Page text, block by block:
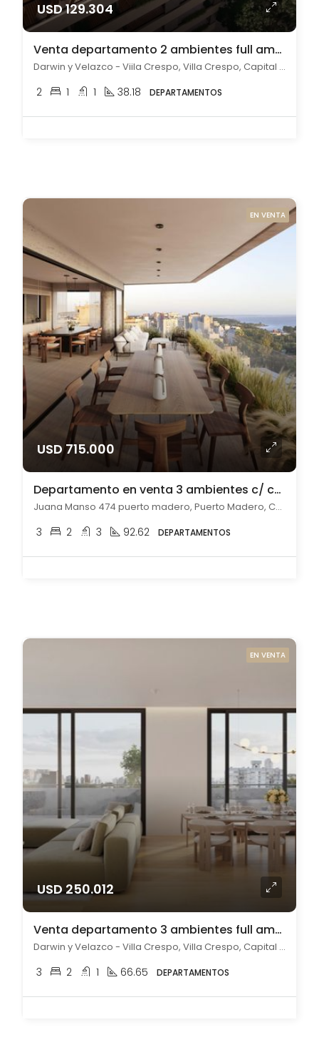
USD 129.304
Venta departamento 2 ambientes full amenities en Villa Crespo
Darwin y Velazco - Viila Crespo, Villa Crespo, Capital Federal
2 1 1 38.18 DEPARTAMENTOS
EN VENTA
USD 715.000
Departamento en venta 3 ambientes c/ cochera en Puerto Madero
Juana Manso 474 puerto madero, Puerto Madero, Capital Federal
3 2 3 92.62 DEPARTAMENTOS
EN VENTA
USD 250.012
Venta departamento 3 ambientes full amenities en Villa Crespo
Darwin y Velazco - Villa Crespo, Villa Crespo, Capital Federal
3 2 1 66.65 DEPARTAMENTOS